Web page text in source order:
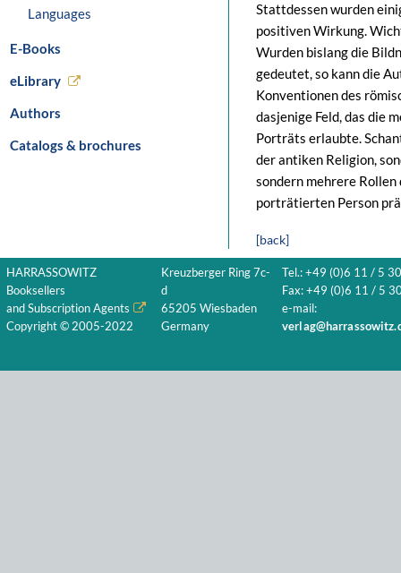
Languages
E-Books
eLibrary
Authors
Catalogs & brochures
Stattdessen wurden
positiven Wirkung.
Wurden bislang die
gedeutet, so kann die
Konventionen des
dasjenige Feld, das die
Porträts erlaubte.
der antiken Religion,
sondern mehrere
porträtierten Person
[back]
HARRASSOWITZ
Booksellers
and Subscription Agents
Copyright © 2005-2022
Kreuzberger Ring 7c-
d
65205 Wiesbaden
Germany
Tel.: +49 (0)6 11 / 5
Fax: +49 (0)6 11 / 5
e-mail: